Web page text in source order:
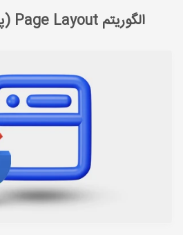
الگوریتم Page Layout (پیج لایوت) گوگل